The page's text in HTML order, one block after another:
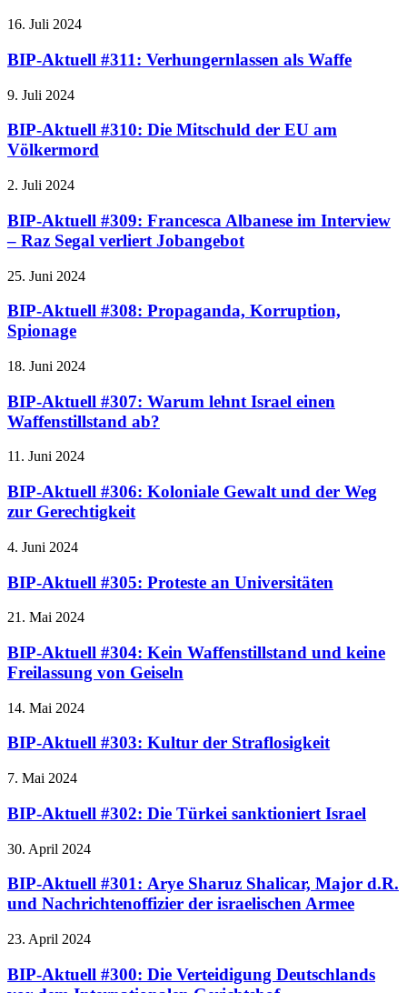
16. Juli 2024
BIP-Aktuell #311: Verhungernlassen als Waffe
9. Juli 2024
BIP-Aktuell #310: Die Mitschuld der EU am
Völkermord
2. Juli 2024
BIP-Aktuell #309: Francesca Albanese im Interview
– Raz Segal verliert Jobangebot
25. Juni 2024
BIP-Aktuell #308: Propaganda, Korruption,
Spionage
18. Juni 2024
BIP-Aktuell #307: Warum lehnt Israel einen
Waffenstillstand ab?
11. Juni 2024
BIP-Aktuell #306: Koloniale Gewalt und der Weg
zur Gerechtigkeit
4. Juni 2024
BIP-Aktuell #305: Proteste an Universitäten
21. Mai 2024
BIP-Aktuell #304: Kein Waffenstillstand und keine
Freilassung von Geiseln
14. Mai 2024
BIP-Aktuell #303: Kultur der Straflosigkeit
7. Mai 2024
BIP-Aktuell #302: Die Türkei sanktioniert Israel
30. April 2024
BIP-Aktuell #301: Arye Sharuz Shalicar, Major d.R.
und Nachrichtenoffizier der israelischen Armee
23. April 2024
BIP-Aktuell #300: Die Verteidigung Deutschlands